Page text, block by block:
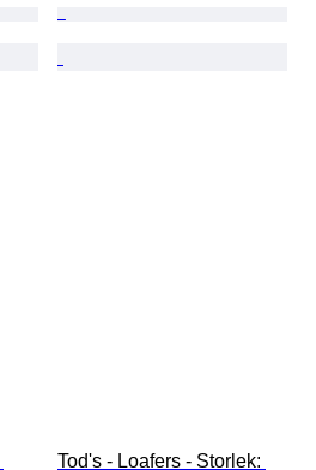
Tod's - Loafers - Storlek: